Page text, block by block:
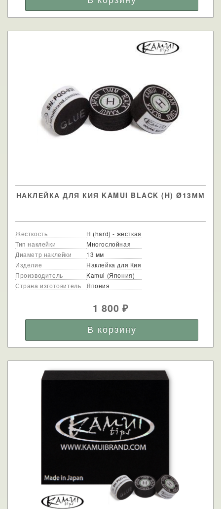
НАКЛЕЙКА ДЛЯ КИЯ KAMUI BLACK (H) Ø13ММ
Жесткость
H (hard) - жесткая
Тип наклейки
Многослойная
Диаметр наклейки
13 мм
Изделие
Наклейка для Кия
Производитель
Kamui (Япония)
Страна изготовитель
Япония
1 800₽